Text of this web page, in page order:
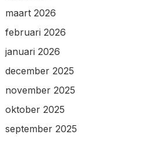
maart 2026
februari 2026
januari 2026
december 2025
november 2025
oktober 2025
september 2025